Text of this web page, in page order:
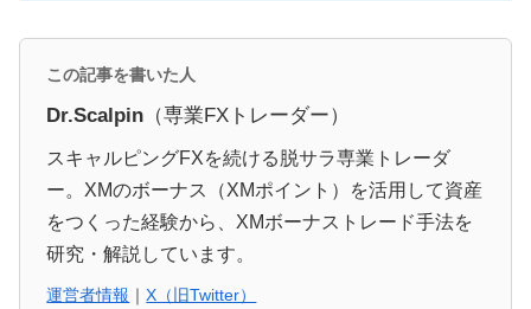
この記事を書いた人
Dr.Scalpin （専業FXトレーダー）
スキャルピングFXを続ける脱サラ専業トレーダ
ー。XMのボーナス（XMポイント）を活用して資産
をつくった経験から、XMボーナストレード手法を
研究・解説しています。
運営者情報 ｜X（旧Twitter）